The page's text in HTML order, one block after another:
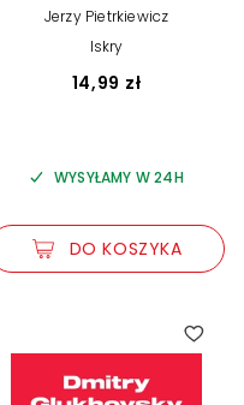
Jerzy Pietrkiewicz
Iskry
14,99 zł
WYSYŁAMY W 24H
DO KOSZYKA
3.00